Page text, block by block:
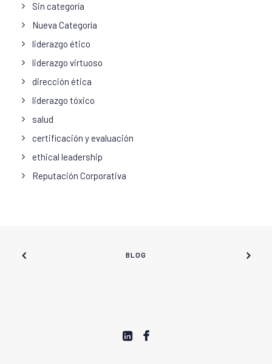
Sin categoría
Nueva Categoría
liderazgo ético
liderazgo virtuoso
dirección ética
liderazgo tóxico
salud
certificación y evaluación
ethical leadership
Reputación Corporativa
BLOG